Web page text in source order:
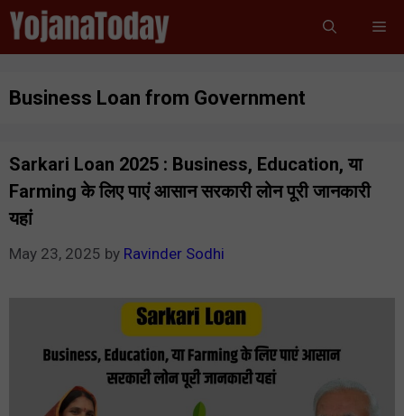
Skip
to
content
Business Loan from Government
Sarkari Loan 2025 : Business, Education, या
Farming के लिए पाएं आसान सरकारी लोन पूरी जानकारी
यहां
May 23, 2025 by Ravinder Sodhi